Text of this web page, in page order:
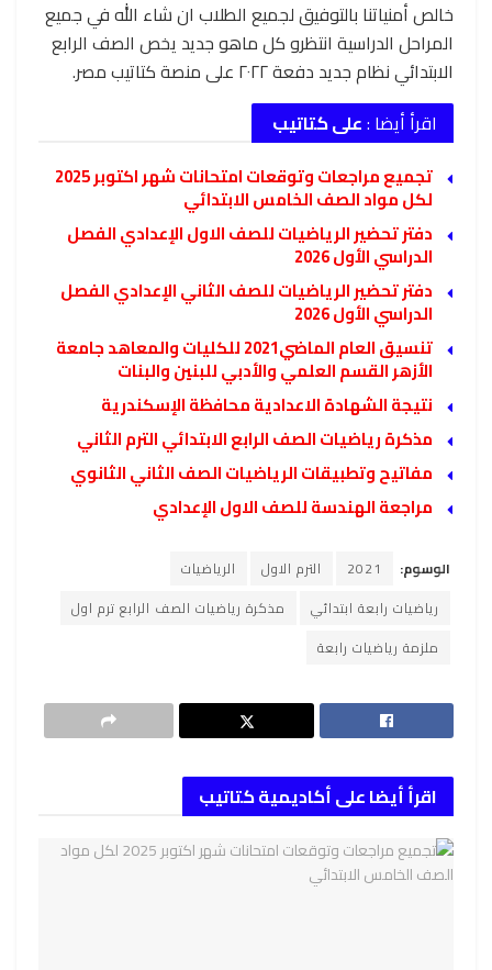
خالص أمنياتنا بالتوفيق لجميع الطلاب ان شاء الله في جميع
المراحل الدراسية انتظرو كل ماهو جديد يخص الصف الرابع
الابتدائي نظام جديد دفعة ٢٠٢٢ على منصة كتاتيب مصر.
اقرأ أيضا :على كتاتيب
تجميع مراجعات وتوقعات امتحانات شهر اكتوبر 2025
لكل مواد الصف الخامس الابتدائي
دفتر تحضير الرياضيات للصف الاول الإعدادي الفصل
الدراسي الأول 2026
دفتر تحضير الرياضيات للصف الثاني الإعدادي الفصل
الدراسي الأول 2026
تنسيق العام الماضي2021 للكليات والمعاهد جامعة
الأزهر القسم العلمي والأدبي للبنين والبنات
نتيجة الشهادة الاعدادية محافظة الإسكندرية
مذكرة رياضيات الصف الرابع الابتدائي الترم الثاني
مفاتيح وتطبيقات الرياضيات الصف الثاني الثانوي
مراجعة الهندسة للصف الاول الإعدادي
الوسوم: 2021 الترم الاول
الرياضيات
رياضيات رابعة ابتدائي
مذكرة رياضيات الصف الرابع ترم اول
ملزمة رياضيات رابعة
اقرأ أيضا على أكاديمية كتاتيب